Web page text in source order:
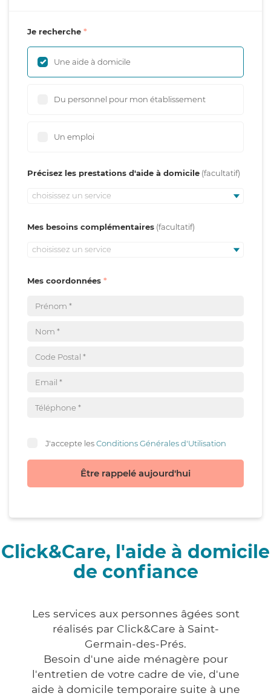
Je recherche
Une aide à domicile
Du personnel pour mon établissement
Un emploi
Précisez les prestations d'aide à domicile
choisissez un service
Mes besoins complémentaires
choisissez un service
Mes coordonnées
J'accepte lesConditions Générales d'Utilisation
Être rappelé aujourd'hui
Click&Care, l'aide à domicile
de confiance
Les services aux personnes âgées sont
réalisés par Click&Care à Saint-
Germain-des-Prés.
Besoin d'une aide ménagère pour
l'entretien de votre cadre de vie, d'une
aide à domicile temporaire suite à une